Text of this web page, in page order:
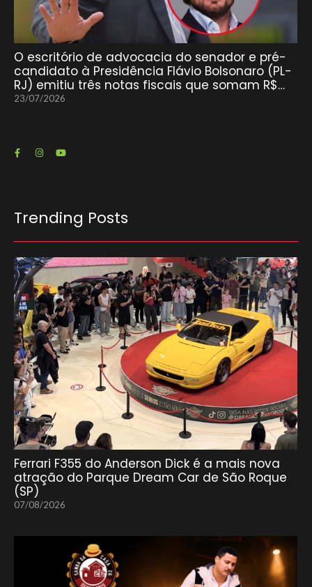
O escritório de advocacia do senador e pré-
candidato à Presidência Flávio Bolsonaro (PL-
RJ) emitiu três notas fiscais que somam R$…
23/07/2026
Trending Posts
Ferrari F355 do Anderson Dick é a mais nova
atração do Parque Dream Car de São Roque
(SP)
07/08/2026